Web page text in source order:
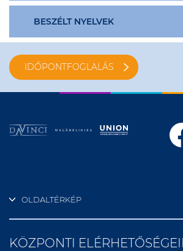
BESZÉLT NYELVEK
IDŐPONTFOGLALÁS
OLDALTÉRKÉP
KÖZPONTI